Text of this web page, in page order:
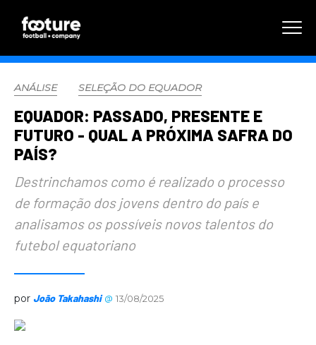
ANÁLISE SELEÇÃO DO EQUADOR
EQUADOR: PASSADO, PRESENTE E
FUTURO - QUAL A PRÓXIMA SAFRA DO
PAÍS?
Destrinchamos como é realizado o processo
de formação dos jovens dentro do país e
analisamos os possíveis novos talentos do
futebol equatoriano
por João Takahashi @ 13/08/2025